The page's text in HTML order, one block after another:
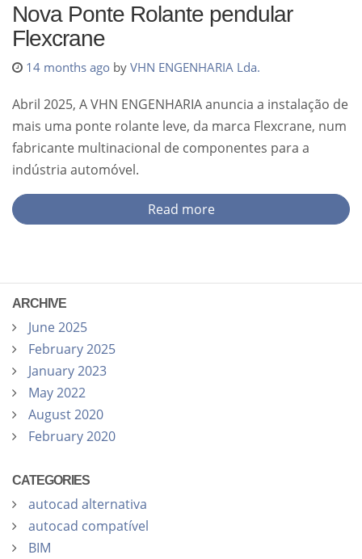
Nova Ponte Rolante pendular
Flexcrane
14 months ago by VHN ENGENHARIA Lda.
Abril 2025, A VHN ENGENHARIA anuncia a instalação de
mais uma ponte rolante leve, da marca Flexcrane, num
fabricante multinacional de componentes para a
indústria automóvel.
Read more
ARCHIVE
June 2025
February 2025
January 2023
May 2022
August 2020
February 2020
CATEGORIES
autocad alternativa
autocad compatível
BIM